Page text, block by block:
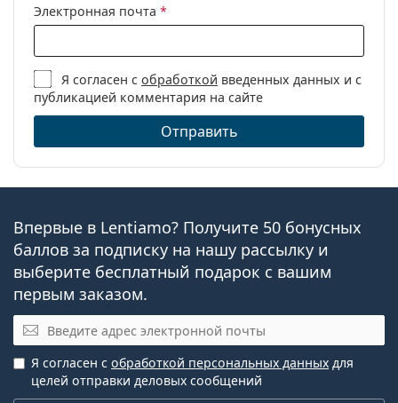
Электронная почта *
Я согласен собработкой введенных данных и с
публикацией комментария на сайте
Отправить
Впервые в Lentiamo? Получите 50 бонусных
баллов за подписку на нашу рассылку и
выберите бесплатный подарок с вашим
первым заказом.
Электронная почта
Я согласен с обработкой персональных данных для
целей отправки деловых сообщений